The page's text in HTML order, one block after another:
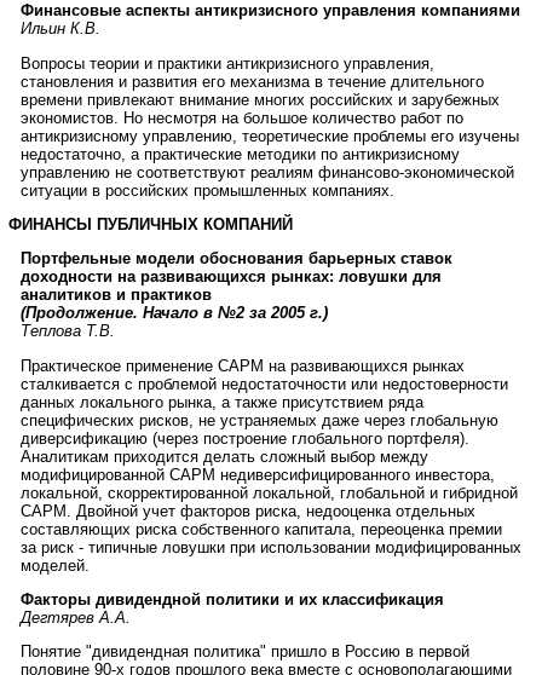
Финансовые аспекты антикризисного управления компаниями
Ильин К.В.
Вопросы теории и практики антикризисного управления,
становления и развития его механизма в течение длительного
времени привлекают внимание многих российских и зарубежных
экономистов. Но несмотря на большое количество работ по
антикризисному управлению, теоретические проблемы его изучены
недостаточно, а практические методики по антикризисному
управлению не соответствуют реалиям финансово-экономической
ситуации в российских промышленных компаниях.
ФИНАНСЫ ПУБЛИЧНЫХ КОМПАНИЙ
Портфельные модели обоснования барьерных ставок
доходности на развивающихся рынках: ловушки для
аналитиков и практиков
(Продолжение. Начало в №2 за 2005 г.)
Теплова Т.В.
Практическое применение САРМ на развивающихся рынках
сталкивается с проблемой недостаточности или недостоверности
данных локального рынка, а также присутствием ряда
специфических рисков, не устраняемых даже через глобальную
диверсификацию (через построение глобального портфеля).
Аналитикам приходится делать сложный выбор между
модифицированной САРМ недиверсифицированного инвестора,
локальной, скорректированной локальной, глобальной и гибридной
САРМ. Двойной учет факторов риска, недооценка отдельных
составляющих риска собственного капитала, переоценка премии
за риск - типичные ловушки при использовании модифицированных
моделей.
Факторы дивидендной политики и их классификация
Дегтярев А.А.
Понятие "дивидендная политика" пришло в Россию в первой
половине 90-х годов прошлого века вместе с основополагающими